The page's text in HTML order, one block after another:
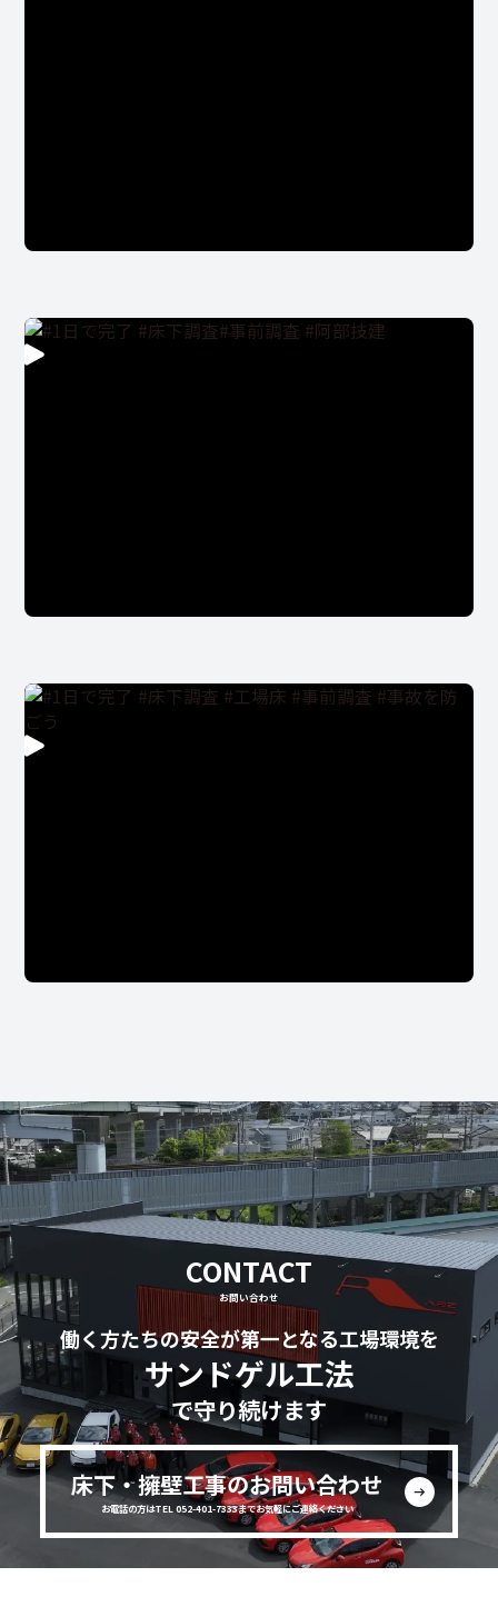
CONTACT
お問い合わせ
働く方たちの安全が第一となる工場環境を
サンドゲル工法
で守り続けます
床下・擁壁工事のお問い合わせ
お電話の方はTEL 052-401-7333までお気軽にご連絡ください